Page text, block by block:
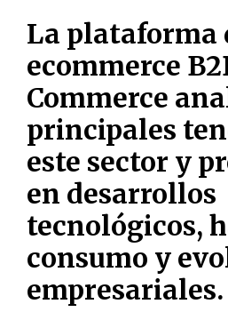
La plataforma
ecommerce
Commerce
principales
este sector y
en desarrollos
tecnológicos,
consumo y
empresariales.